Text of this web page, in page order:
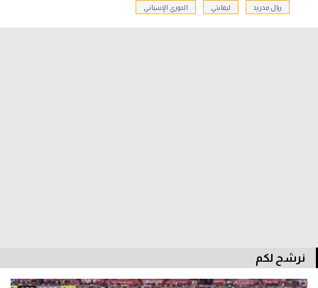
الدوري الفرنسي
الكرة الأوروبية
ريال مدريد ليفانتي الدوري الإسباني
نرشح لكم